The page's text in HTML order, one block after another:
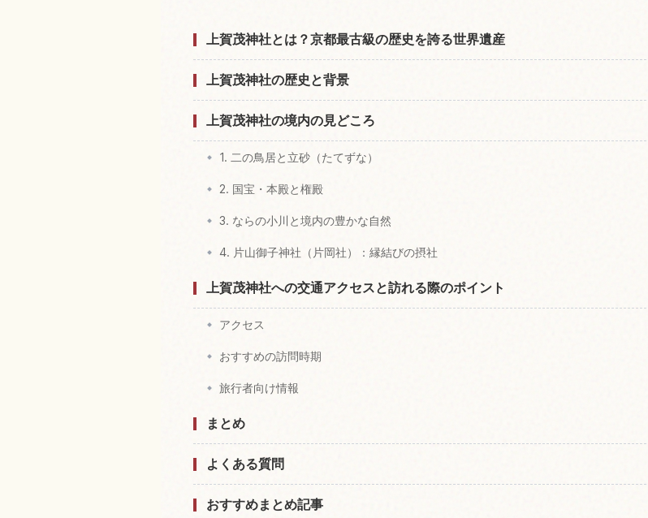
上賀茂神社とは？京都最古級の歴史を誇る世界遺産
上賀茂神社の歴史と背景
上賀茂神社の境内の見どころ
1. 二の鳥居と立砂（たてずな）
2. 国宝・本殿と権殿
3. ならの小川と境内の豊かな自然
4. 片山御子神社（片岡社）：縁結びの摂社
上賀茂神社への交通アクセスと訪れる際のポイント
アクセス
おすすめの訪問時期
旅行者向け情報
まとめ
よくある質問
おすすめまとめ記事